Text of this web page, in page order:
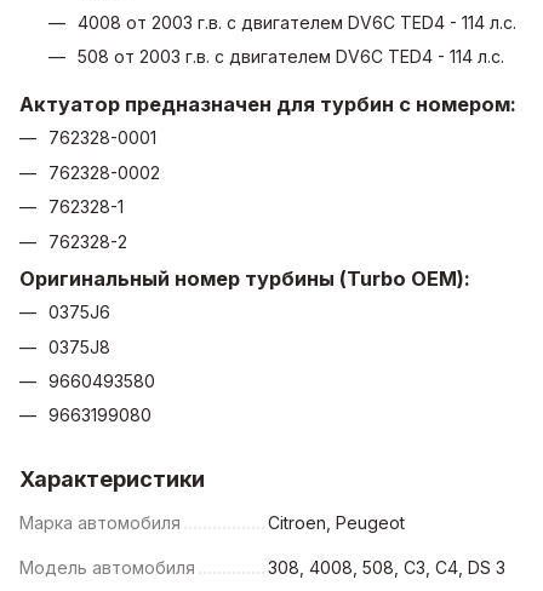
4008 от 2003 г.в. с двигателем DV6C TED4 - 114 л.с.
508 от 2003 г.в. с двигателем DV6C TED4 - 114 л.с.
Актуатор предназначен для турбин с номером:
762328-0001
762328-0002
762328-1
762328-2
Оригинальный номер турбины (Turbo OEM):
0375J6
0375J8
9660493580
9663199080
Характеристики
Марка автомобиля Citroen, Peugeot
Модель автомобиля 308, 4008, 508, C3, C4, DS 3